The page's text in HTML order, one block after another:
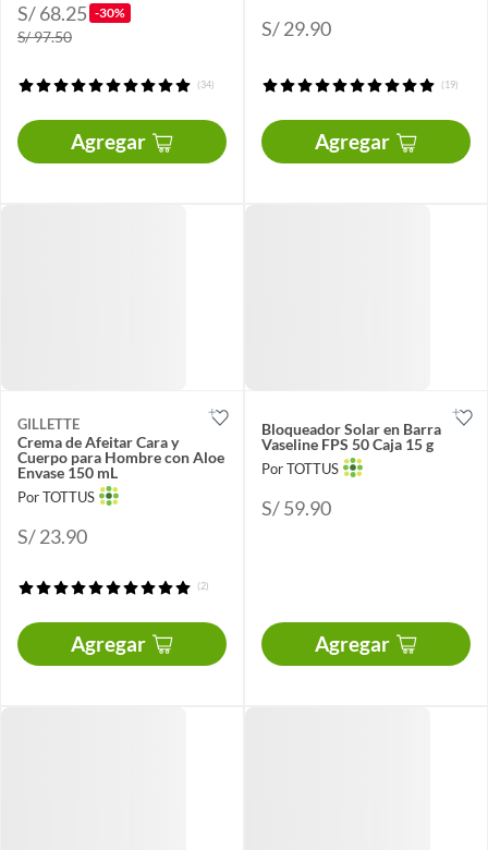
S/ 68.25 -30%
S/ 97.50
(34)
Agregar
S/ 29.90
(19)
Agregar
GILLETTE
Crema de Afeitar Cara y
Cuerpo para Hombre con Aloe
Envase 150 mL
Por TOTTUS
S/ 23.90
(2)
Agregar
Bloqueador Solar en Barra
Vaseline FPS 50 Caja 15 g
Por TOTTUS
S/ 59.90
Agregar